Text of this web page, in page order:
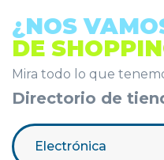
¿NOS
DE
Mira todo lo que
Directorio de
Electrónica